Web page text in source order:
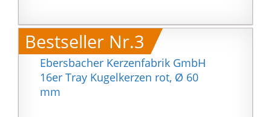
Rustik Kerzen von
Bolsius behalten beim
Abbrennen ihre Form;
außerdem ist die Lunte,
d. h. der Kerzendocht,
Bestseller Nr.3
Ebersbacher Kerzenfabrik GmbH
16er Tray Kugelkerzen rot, Ø 60
mm